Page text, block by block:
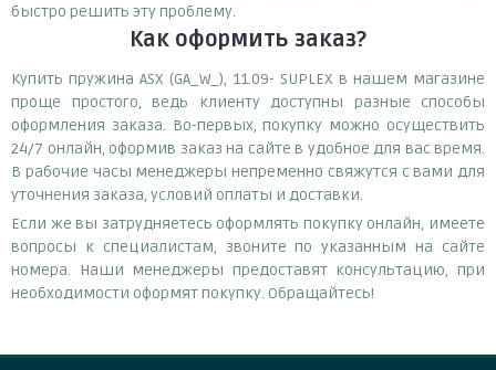
быстро решить эту проблему.
Как оформить заказ?
Купить пружина ASX (GA_W_), 11.09- SUPLEX в нашем магазине
проще простого, ведь клиенту доступны разные способы
оформления заказа. Во-первых, покупку можно осуществить
24/7 онлайн, оформив заказ на сайте в удобное для вас время.
В рабочие часы менеджеры непременно свяжутся с вами для
уточнения заказа, условий оплаты и доставки.
Если же вы затрудняетесь оформлять покупку онлайн, имеете
вопросы к специалистам, звоните по указанным на сайте
номера. Наши менеджеры предоставят консультацию, при
необходимости оформят покупку. Обращайтесь!